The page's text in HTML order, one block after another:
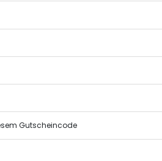
Gutscheincode